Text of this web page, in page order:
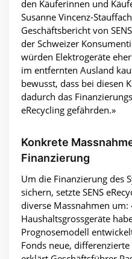
den Käuferinnen und
Susanne Vincenz-
Geschäftsbericht von
der Schweizer
würden Elektrogeräte
im entfernten Ausland
bewusst, dass bei diesen
dadurch das
eRecycling gefährden.»
Konkrete
Finanzierung
Um die Finanzierung des
sichern, setzte SENS
diverse Massnahmen um:
Haushaltsgrossgeräte
Prognosemodell
Fonds neue,